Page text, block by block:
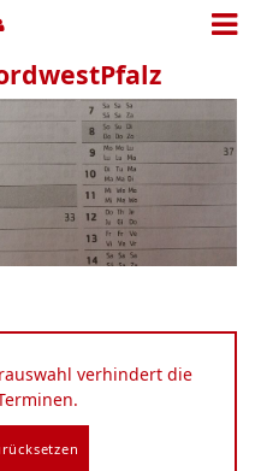
verhindert die